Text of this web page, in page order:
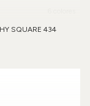
SQUARE 434